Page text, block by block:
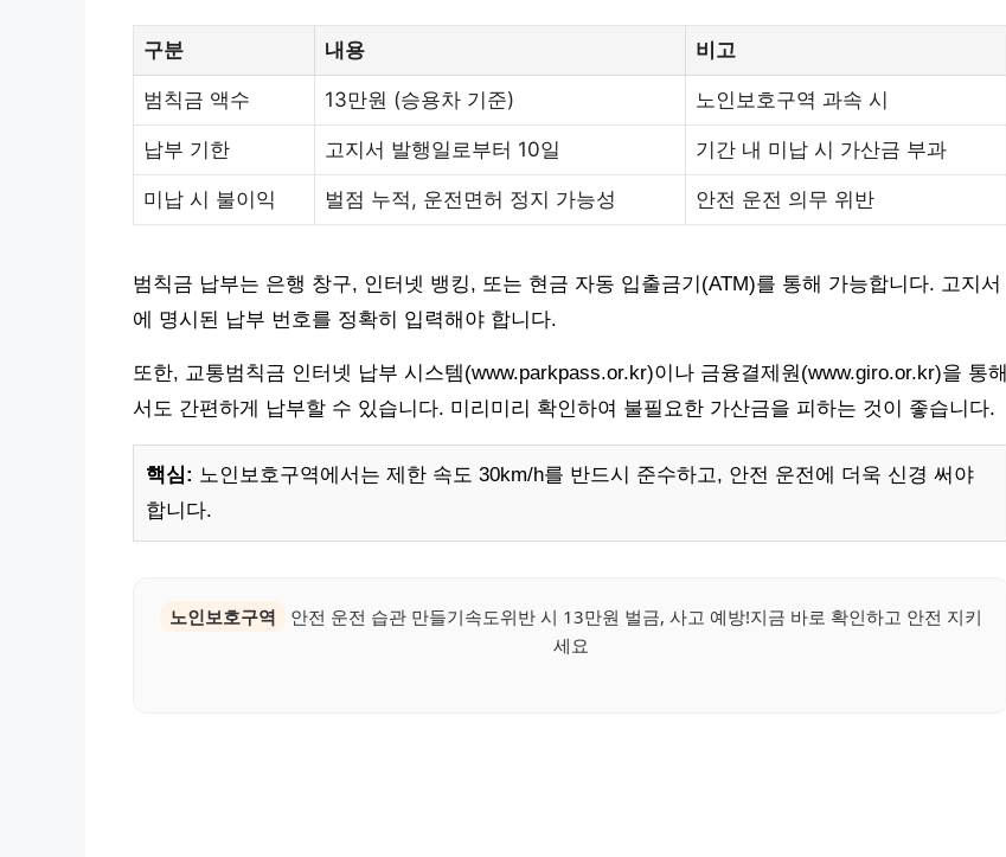
구분 내용 비고
범칙금 액수 13만원 (승용차 기준) 노인보호구역 과속 시
납부 기한 고지서 발행일로부터 10일 기간 내 미납 시 가산금 부과
미납 시 불이익 벌점 누적, 운전면허 정지 가능성 안전 운전 의무 위반
범칙금 납부는 은행 창구, 인터넷 뱅킹, 또는 현금 자동 입출금기(ATM)를 통해 가능합니다. 고지서
에 명시된 납부 번호를 정확히 입력해야 합니다.
또한, 교통범칙금 인터넷 납부 시스템(www.parkpass.or.kr)이나 금융결제원(www.giro.or.kr)을 통해
서도 간편하게 납부할 수 있습니다. 미리미리 확인하여 불필요한 가산금을 피하는 것이 좋습니다.
핵심: 노인보호구역에서는 제한 속도 30km/h를 반드시 준수하고, 안전 운전에 더욱 신경 써야
합니다.
노인보호구역
안전 운전 습관 만들기속도위반 시 13만원 벌금, 사고 예방!지금 바로 확인하고 안전 지키
세요